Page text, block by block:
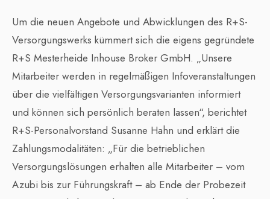
Um die neuen Angebote und Abwicklungen des R+S-
Versorgungswerks kümmert sich die eigens gegründete
R+S Mesterheide Inhouse Broker GmbH. „Unsere
Mitarbeiter werden in regelmäßigen Infoveranstaltungen
über die vielfältigen Versorgungsvarianten informiert
und können sich persönlich beraten lassen“, berichtet
R+S-Personalvorstand Susanne Hahn und erklärt die
Zahlungsmodalitäten: „Für die betrieblichen
Versorgungslösungen erhalten alle Mitarbeiter – vom
Azubi bis zur Führungskraft – ab Ende der Probezeit